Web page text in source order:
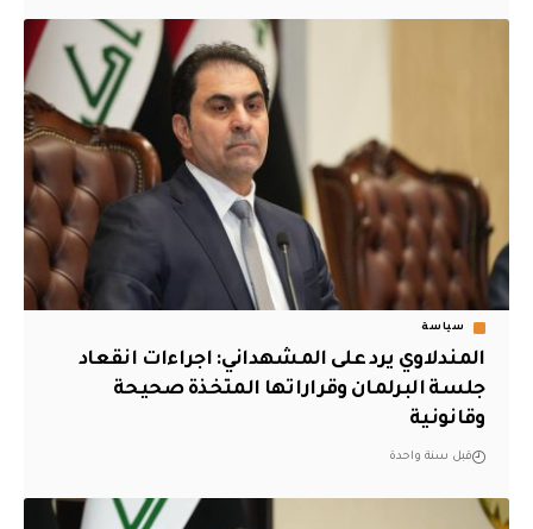
سياسة
المندلاوي يرد على المشهداني: اجراءات انقعاد
جلسة البرلمان وقراراتها المتخذة صحيحة
وقانونية
قبل سنة واحدة